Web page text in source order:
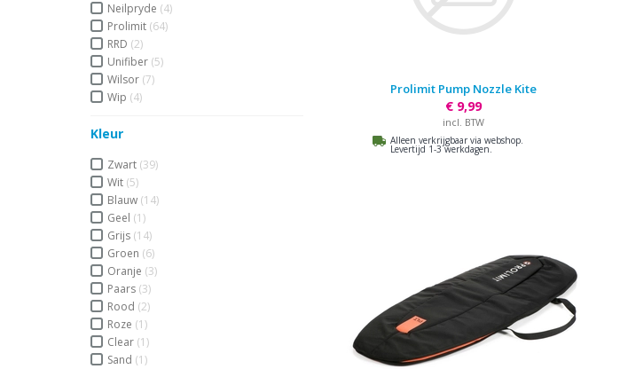
Neilpryde (4)
Prolimit (64)
RRD (2)
Unifiber (5)
Wilsor (7)
Wip (4)
Kleur
Zwart (39)
Wit (5)
Blauw (14)
Geel (1)
Grijs (14)
Groen (6)
Oranje (3)
Paars (3)
Rood (2)
Roze (1)
Clear (1)
Sand (1)
Prolimit Pump Nozzle Kite
€ 9,99
incl. BTW
Alleen verkrijgbaar via webshop.
Levertijd 1-3 werkdagen.